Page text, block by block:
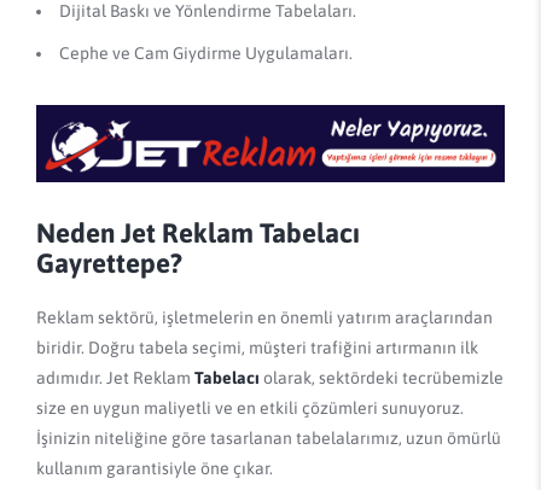
Dijital Baskı ve Yönlendirme Tabelaları.
Cephe ve Cam Giydirme Uygulamaları.
Neden Jet Reklam Tabelacı
Gayrettepe?
Reklam sektörü, işletmelerin en önemli yatırım araçlarından
biridir. Doğru tabela seçimi, müşteri trafiğini artırmanın ilk
adımıdır. Jet Reklam Tabelacı olarak, sektördeki tecrübemizle
size en uygun maliyetli ve en etkili çözümleri sunuyoruz.
İşinizin niteliğine göre tasarlanan tabelalarımız, uzun ömürlü
kullanım garantisiyle öne çıkar.